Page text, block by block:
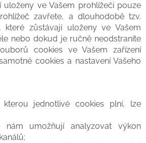
uloženy ve Vašem prohlížeči pouze
zavřete, a dlouhodobě tzv.
které zůstávají uloženy ve Vašem
nebo dokud je ručně neodstraníte
cookies ve Vašem zařízení
cookies a nastavení Vašeho
jednotlivé cookies plní, lze
nám umožňují analyzovat výkon